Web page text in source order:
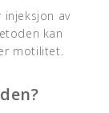
injeksjon av
kan
motilitet.